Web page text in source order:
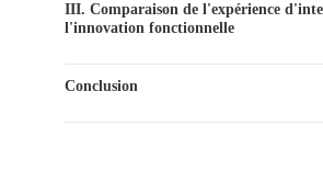
III. Comparaison de l'expérience
l'innovation fonctionnelle
Conclusion